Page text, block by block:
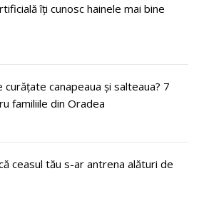
îți cunosc hainele mai bine
curățate canapeaua și salteaua? 7
familiile din Oradea
ceasul tău s-ar antrena alături de